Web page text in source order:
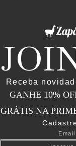
R$
Receba
GANHE 10%
GRÁTIS NA